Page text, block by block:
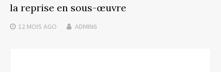
la reprise en sous-œuvre
12 MOIS AGO ADMIN6